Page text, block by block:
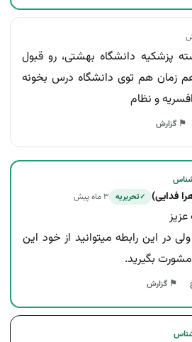
پزشکیه دانشگاه بهشتی، رو قبول
زمان هم توی دانشگاه درس بخونه
و نظام
⚑ گزارش
✓تحریریه ۳ ماه پیش
در این رابطه میتوانید از خود این
بگیرید.
⚑ گزارش